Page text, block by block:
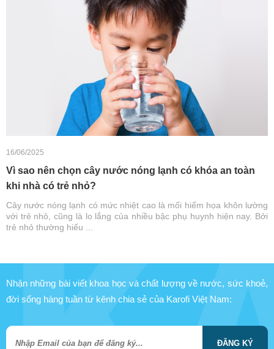
16/06/2025
Vì sao nên chọn cây nước nóng lạnh có khóa an toàn
khi nhà có trẻ nhỏ?
Cây nước nóng lạnh có mức nhiệt cao là mối hiểm họa khôn lường
với trẻ nhỏ, cũng là lo lắng của nhiều bậc phụ huynh hiện nay. Bởi
trẻ nhỏ thường hiếu ...
Nhận những bài viết khoa học và chất lượng về nước, sức khoẻ,
đời sống hàng tuần từ kênh chia sẻ của Karofi Việt Nam:
ĐĂNG KÝ